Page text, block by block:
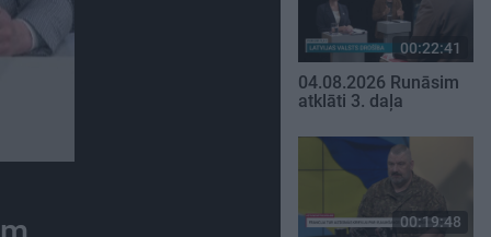
00:22:41
04.08.2026 Runāsim
atklāti 3. daļa
00:19:48